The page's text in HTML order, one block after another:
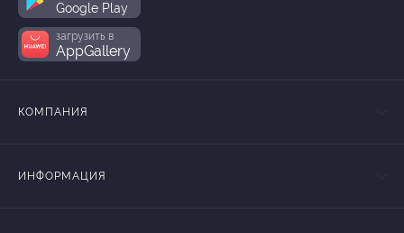
Google Play
загрузить в
AppGallery
КОМПАНИЯ
ИНФОРМАЦИЯ